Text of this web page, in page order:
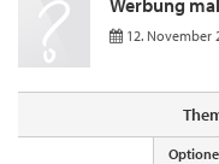
Werbung
12. November